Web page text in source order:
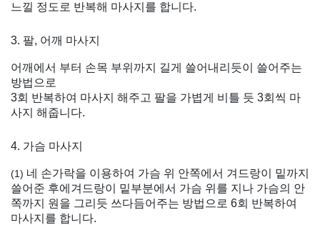
느낄 정도로 반복해 마사지를 합니다.
3. 팔, 어깨 마사지
어깨에서 부터 손목 부위까지 길게 쓸어내리듯이 쓸어주는
방법으로
3회 반복하여 마사지 해주고 팔을 가볍게 비틀 듯 3회씩 마
사지 해줍니다.
4. 가슴 마사지
(1) 네 손가락을 이용하여 가슴 위 안쪽에서 겨드랑이 밑까지
쓸어준 후에겨드랑이 밑부분에서 가슴 위를 지나 가슴의 안
쪽까지 원을 그리듯 쓰다듬어주는 방법으로 6회 반복하여
마사지를 합니다.